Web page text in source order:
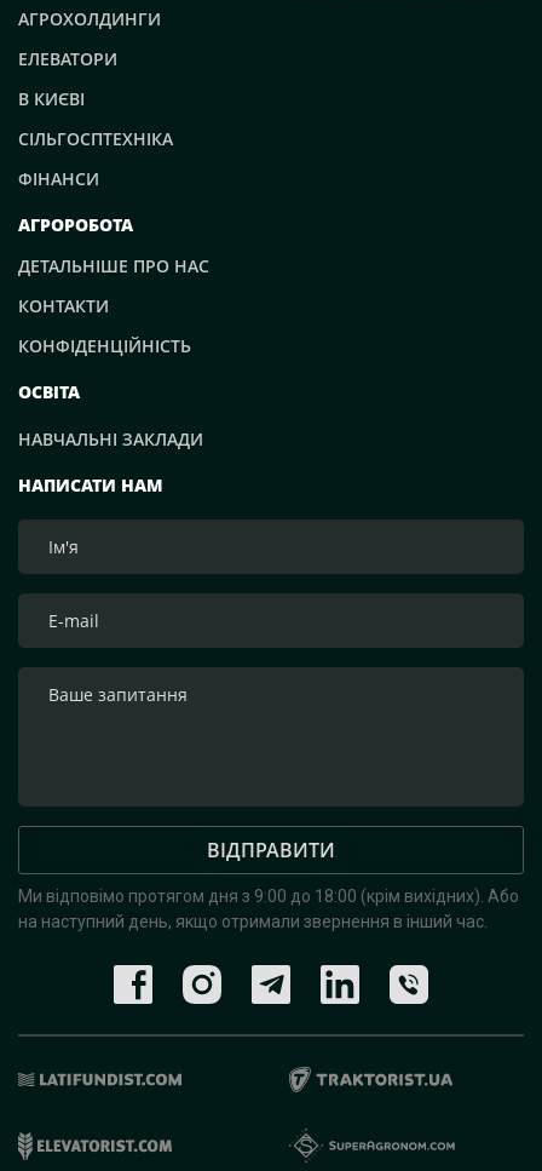
НАПИСАТИ НАМ
ВІДПРАВИТИ
Ми відповімо протягом дня з 9:00 до 18:00 (крім вихідних). Або
на наступний день, якщо отримали звернення в інший час.
АГРОХОЛДИНГИ
ЕЛЕВАТОРИ
В КИЄВІ
СІЛЬГОСПТЕХНІКА
ФІНАНСИ
АГРОРОБОТА
ДЕТАЛЬНІШЕ ПРО НАС
КОНТАКТИ
КОНФІДЕНЦІЙНІСТЬ
ОСВІТА
НАВЧАЛЬНІ ЗАКЛАДИ